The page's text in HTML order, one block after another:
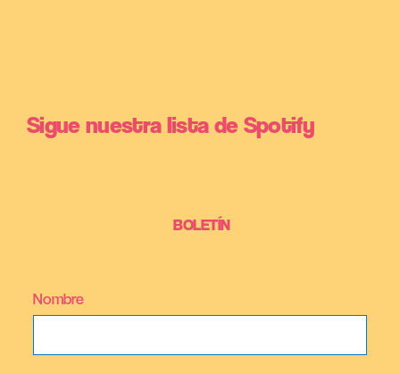
Sigue nuestra lista de Spotify
BOLETÍN
Nombre